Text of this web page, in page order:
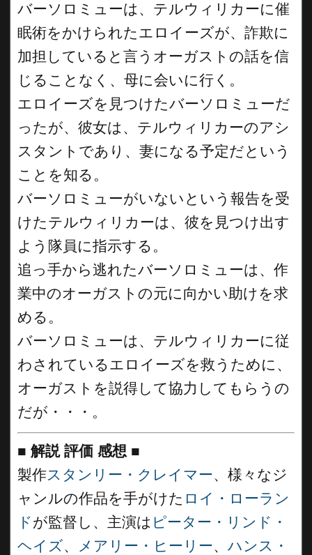
バーソロミューは、テルウィリカーに催
眠術をかけられたエロイーズが、詐欺に
加担していると言うオーガストの話を信
じることなく、母に会いに行く。
エロイーズを見つけたバーソロミューだ
ったが、彼女は、テルウィリカーのアシ
スタントであり、妻になる予定だという
ことを知る。
バーソロミューがいないという報告を受
けたテルウィリカーは、彼を見つけ出す
よう隊員に指示する。
追っ手から逃れたバーソロミューは、作
業中のオーガストの元に向かい助けを求
める。
バーソロミューは、テルウィリカーに従
わされているエロイーズを救うために、
オーガストを説得して協力してもらうの
だが・・・。
■ 解説 評価 感想 ■
製作スタンリー・クレイマー、様々なジ
ャンルの作品を手がけた ロイ・ローラン
ドが監督し、主演は ピーター・リンド・
ヘイズ、 メアリー・ヒーリー、 ハンス・